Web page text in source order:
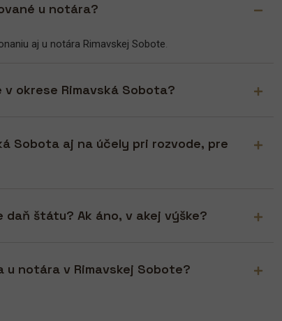
u notára?
aj u notára Rimavskej Sobote.
okrese Rimavská Sobota?
Sobota aj na účely pri rozvode, pre
štátu? Ak áno, v akej výške?
notára v Rimavskej Sobote?